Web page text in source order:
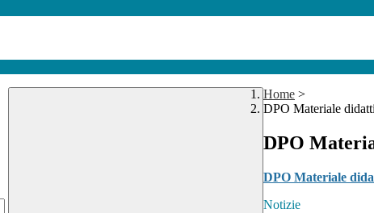
Home >
DPO Materiale
DPO
DPO Materiale
Notizie